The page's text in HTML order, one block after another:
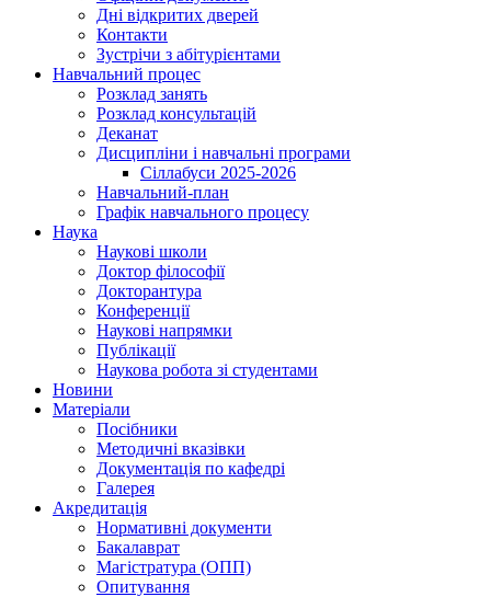
Дні відкритих дверей
Контакти
Зустрічи з абітурієнтами
Навчальний процес
Розклад занять
Розклад консультацій
Деканат
Дисципліни і навчальні програми
Сіллабуси 2025-2026
Навчальний-план
Графік навчального процесу
Наука
Наукові школи
Доктор філософії
Докторантура
Конференції
Наукові напрямки
Публікації
Наукова робота зі студентами
Новини
Матеріали
Посібники
Методичні вказівки
Документація по кафедрі
Галерея
Акредитація
Нормативні документи
Бакалаврат
Магістратура (ОПП)
Опитування